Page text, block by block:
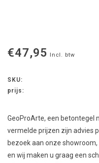
€47,95 Incl. btw
SKU:
prijs:
GeoProArte, een betontegel
vermelde prijzen zijn advies
bezoek aan onze
en wij maken u graag een